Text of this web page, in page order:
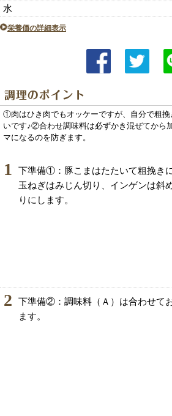
水
栄養価の詳細表示
①肉はひき肉でもオッケーですが、自分で粗挽
いです♪②合わせ調味料は必ずかき混ぜてから
マになるのを防ぎます。
1
下準備①：豚こまはたたいて粗挽きに
玉ねぎはみじん切り、インゲンは斜
りにします。
2
下準備②：調味料（Ａ）は合わせて
ます。